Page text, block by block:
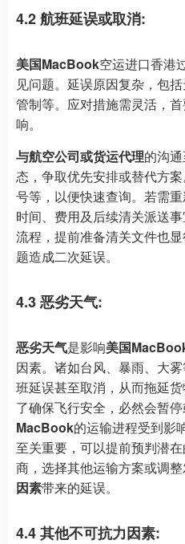
4.2 航班延误或取消:
美国MacBook空运进口香港
见问题。延误原因复杂，包
管制等。应对措施需灵活，
响。
与航空公司或货运代理的沟
态，争取优先安排或替代方
号等，以便快速查询。若需
时间、费用及后续清关派送
流程，提前准备清关文件也
题造成二次延误。
4.3 恶劣天气:
恶劣天气是影响美国
因素。诸如台风、暴雨、大
班延误甚至取消，从而拖延货
了确保飞行安全，必然会暂
MacBook的运输进程受到影
至关重要，可以提前预判潜
商，选择其他运输方案或调
因素带来的延误。
4.4 其他不可抗力因素: